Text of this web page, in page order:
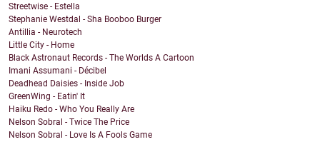
Streetwise - Estella
Stephanie Westdal - Sha Booboo Burger
Antillia - Neurotech
Little City - Home
Black Astronaut Records - The Worlds A Cartoon
Imani Assumani - Décibel
Deadhead Daisies - Inside Job
GreenWing - Eatin' It
Haiku Redo - Who You Really Are
Nelson Sobral - Twice The Price
Nelson Sobral - Love Is A Fools Game